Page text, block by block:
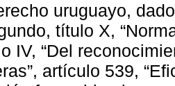
uruguayo,
título X,
IV, “Del
artículo 539,